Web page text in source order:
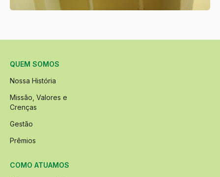
QUEM SOMOS
Nossa História
Missão, Valores e
Crenças
Gestão
Prêmios
COMO ATUAMOS